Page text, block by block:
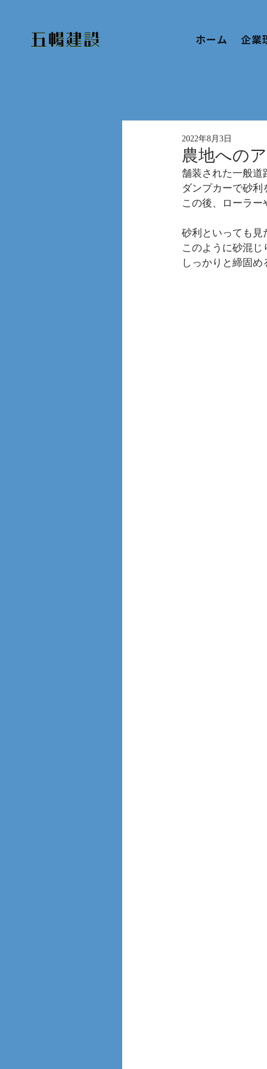
ホーム 企業
農地への
2022年8月3日
舗装された一般道
ダンプカーで砂
この後、ローラ
砂利といっても見
このように砂混
しっかりと締固